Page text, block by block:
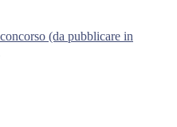
(da pubblicare in